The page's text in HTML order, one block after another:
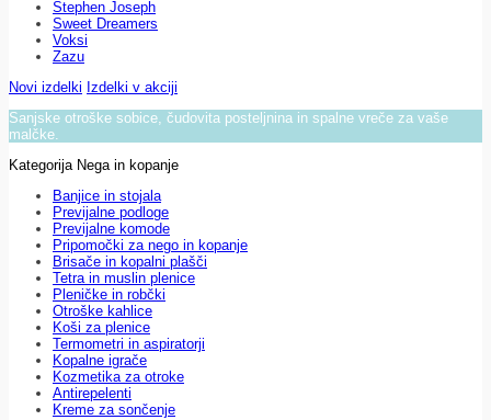
Stephen Joseph
Sweet Dreamers
Voksi
Zazu
Novi izdelki Izdelki v akciji
Sanjske otroške sobice, čudovita posteljnina in spalne vreče za vaše
malčke.
Kategorija Nega in kopanje
Banjice in stojala
Previjalne podloge
Previjalne komode
Pripomočki za nego in kopanje
Brisače in kopalni plašči
Tetra in muslin plenice
Pleničke in robčki
Otroške kahlice
Koši za plenice
Termometri in aspiratorji
Kopalne igrače
Kozmetika za otroke
Antirepelenti
Kreme za sončenje